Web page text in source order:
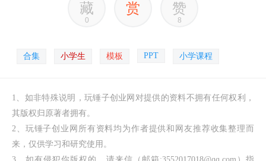
藏
0
赏 赞
8
合集 小学生 模板 PPT 小学课程
1、如非特殊说明，玩锤子创业网对提供的资料不拥有任何权利，
其版权归原著者拥有。
2、玩锤子创业网所有资料均为作者提供和网友推荐收集整理而
来，仅供学习和研究使用。